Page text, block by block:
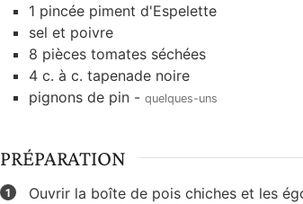
1 pincée piment d'Espelette
sel et poivre
8 pièces tomates séchées
4 c. à c. tapenade noire
pignons de pin - quelques-uns
PRÉPARATION
Ouvrir la boîte de pois chiches et les